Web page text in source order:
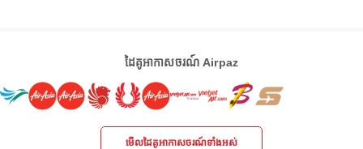
ដៃគូអាកាសចរណ៍ Airpaz
មើលដៃគូអាកាសចរណ៍ទាំងអស់